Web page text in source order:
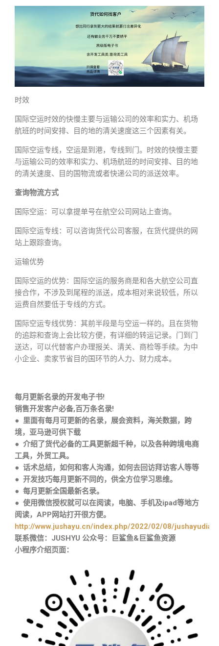
时效
国际空运时效的快慢主要与运输公司的效率和实力、机场
航班的时间安排、目的地的清关速度这三个因素有关。
国际空运专线，空运是到港，专线到门。时效的快慢主要
与运输公司的效率和实力、机场航班的时间安排、目的地
的清关速度、目的国物流或者快递公司的派送效率。
查询物流方式
国际空运：可以拿提单号在航空公司网站上查询。
国际空运专线：可以咨询货代公司客服，在货代提供的网
站上跟踪查询。
运输优势
国际空运的优势：国际空运的服务商是和各大航空公司直
接合作，不涉及到尾程的派送，成本相对来说较低，所以
运费自然要低于专线的方式。
国际空运专线优势：其前半段是与空运一样的。且在货物
的追踪和查询上会比较方便，有详细的转运记录。门到门
送达，可以代替客户办理报关、清关、商检等手续。为中
小企业、卖家节省目的国环节的人力、财力成本。
每月更新名录的开发电子书!
销售开发客户必备,百万条名录!
● 里面有每月可更新的名录，展会资料，海关数据，跨
境，亚马逊可供下载
● 介绍了货代必备的工具更新超千种，以及各种跨境电商
工具，外贸工具。
● 话术总结，如何和客人沟通，如何去回访拜访客人等等
● 开发技巧每月更新不同的，供全方位学习思维。
● 每月更新全国最新名录。
● 使用微信授权就可以在阅读，电脑、手机及ipad等地方
阅读，APP网站打开很方便。
http://www.jushayu.cn/index.php/2022/02/08/
联系微信：JUSHYU 公众号：巨鲨鱼&巨鲨鱼资源
小程序介绍页面：